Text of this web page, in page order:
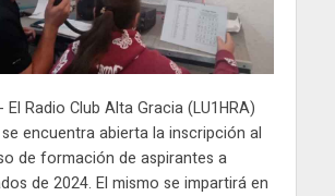
El Radio Club Alta Gracia (LU1HRA)
encuentra abierta la inscripción al
de formación de aspirantes a
de 2024. El mismo se impartirá en